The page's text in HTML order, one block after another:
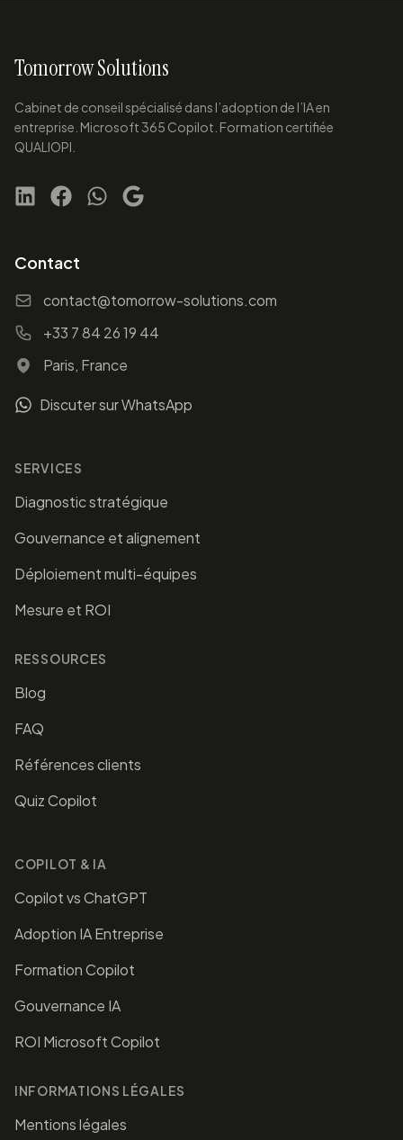
Tomorrow Solutions
Cabinet de conseil spécialisé dans l’adoption de l’IA en
entreprise. Microsoft 365 Copilot. Formation certifiée
QUALIOPI.
Contact
contact@tomorrow-solutions.com
+33 7 84 26 19 44
Paris, France
Discuter sur WhatsApp
SERVICES
Diagnostic stratégique
Gouvernance et alignement
Déploiement multi-équipes
Mesure et ROI
RESSOURCES
Blog
FAQ
Références clients
Quiz Copilot
COPILOT & IA
Copilot vs ChatGPT
Adoption IA Entreprise
Formation Copilot
Gouvernance IA
ROI Microsoft Copilot
INFORMATIONS LÉGALES
Mentions légales